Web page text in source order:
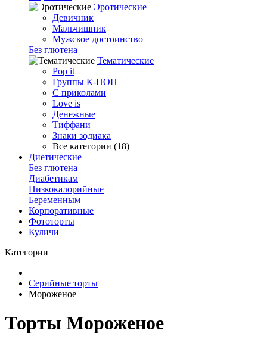
Эротические
Девичник
Мальчишник
Мужское достоинство
Без глютена
Тематические
Pop it
Группы К-ПОП
С приколами
Love is
Денежные
Тиффани
Знаки зодиака
Все категории (18)
Диетические
Без глютена
Диабетикам
Низкокалорийные
Беременным
Корпоративные
Фототорты
Куличи
Категории
Серийные торты
Мороженое
Торты Мороженое